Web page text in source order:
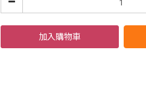
加入購物車